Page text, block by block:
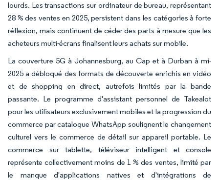
lourds. Les transactions sur ordinateur de bureau, représentant
28 % des ventes en 2025, persistent dans les catégories à forte
réflexion, mais continuent de céder des parts à mesure que les
acheteurs multi-écrans finalisent leurs achats sur mobile.
La couverture 5G à Johannesburg, au Cap et à Durban à mi-
2025 a débloqué des formats de découverte enrichis en vidéo
et de shopping en direct, autrefois limités par la bande
passante. Le programme d'assistant personnel de Takealot
pour les utilisateurs exclusivement mobiles et la progression du
commerce par catalogue WhatsApp soulignent le changement
culturel vers le commerce de détail sur appareil portable. Le
commerce sur tablette, téléviseur intelligent et console
représente collectivement moins de 1 % des ventes, limité par
le manque d'applications natives et d'intégrations de